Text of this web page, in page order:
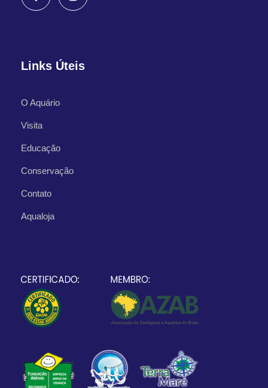
Links Úteis
O Aquário
Visita
Educação
Conservação
Contato
Aqualoja